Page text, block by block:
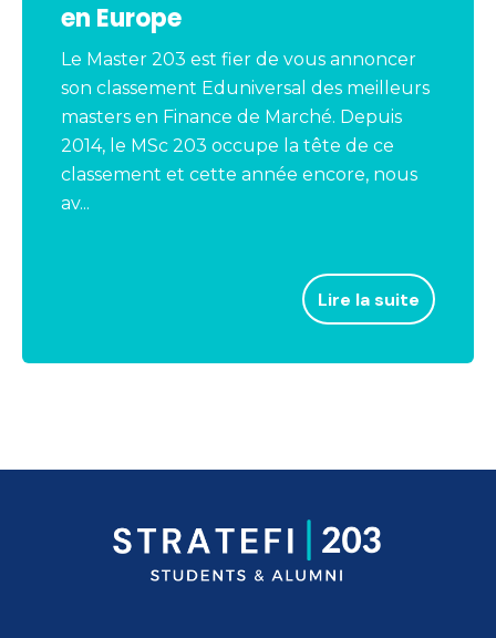
en Europe
Le Master 203 est fier de vous annoncer
son classement Eduniversal des meilleurs
masters en Finance de Marché. Depuis
2014, le MSc 203 occupe la tête de ce
classement et cette année encore, nous
av...
Lire la suite